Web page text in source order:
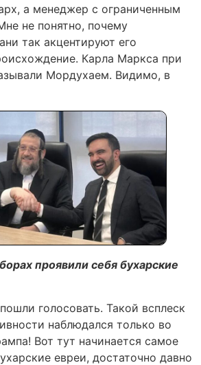
а менеджер с ограниченным
не понятно, почему
так акцентируют его
Карла Маркса при
Мордухаем. Видимо, в
проявили себя бухарские
голосовать. Такой всплеск
наблюдался только во
Вот тут начинается самое
евреи, достаточно давно